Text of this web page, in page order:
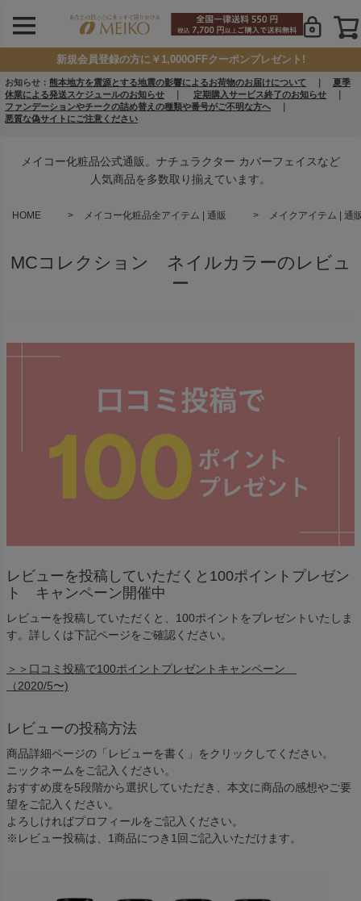
新規会員登録の方に￥1,000OFFクーポンプレゼント!
お知らせ： 熊本地方を震源とする地震の影響によるお荷物のお届けについて
夏季
休業による発送スケジュールのお知らせ
定期購入サービス終了のお知らせ
ファンデーションやチークの詰め替えの種類や番号がご不明な方へ
悪質な偽サイトにご注意ください
メイコー化粧品公式通販。ナチュラクター カバーフェイスなど
人気商品を多数取り揃えています。
HOME メイコー化粧品全アイテム | 通販 メイクアイテム | 通
MCコレクション ネイルカラーのレビュ
ー
レビューを投稿していただくと100ポイントプレゼン
ト キャンペーン開催中
レビューを投稿していただくと、100ポイントをプレゼントいたしま
す。詳しくは下記ページをご確認ください。
＞＞口コミ投稿で100ポイントプレゼントキャンペーン
（2020/5〜)
レビューの投稿方法
商品詳細ページの「レビューを書く」をクリックしてください。
ニックネームをご記入ください。
おすすめ度を5段階から選択していただき、本文に商品の感想やご要
望をご記入ください。
よろしければプロフィールをご記入ください。
※レビュー投稿は、1商品につき1回ご記入いただけます。